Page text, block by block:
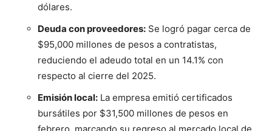
dólares.
Deuda con proveedores: Se logró pagar cerca de
$95,000 millones de pesos a contratistas,
reduciendo el adeudo total en un 14.1% con
respecto al cierre del 2025.
Emisión local: La empresa emitió certificados
bursátiles por $31,500 millones de pesos en